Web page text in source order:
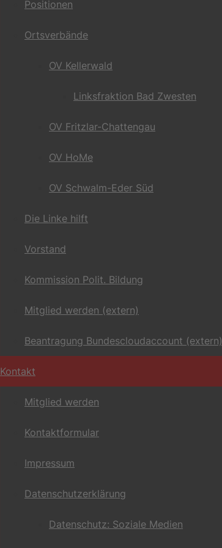
Positionen
Ortsverbände
OV Kellerwald
Linksfraktion Bad Zwesten
OV Fritzlar-Chattengau
OV HoMe
OV Schwalm-Eder Süd
Die Linke hilft
Vorstand
Kommission Polit. Bildung
Mitglied werden (extern)
Beantragung Bundescloudaccount (extern)
Kontakt
Mitglied werden
Kontaktformular
Impressum
Datenschutzerklärung
Datenschutz: Soziale Medien